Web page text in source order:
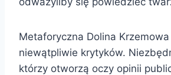
Metaforyczna Dolina
niewątpliwie krytyków.
którzy otworzą oczy opinii